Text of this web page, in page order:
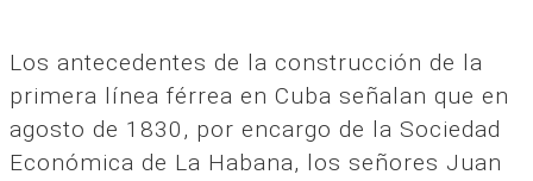
Los antecedentes de la construcción de la
primera línea férrea en Cuba señalan que en
agosto de 1830, por encargo de la Sociedad
Económica de La Habana, los señores Juan